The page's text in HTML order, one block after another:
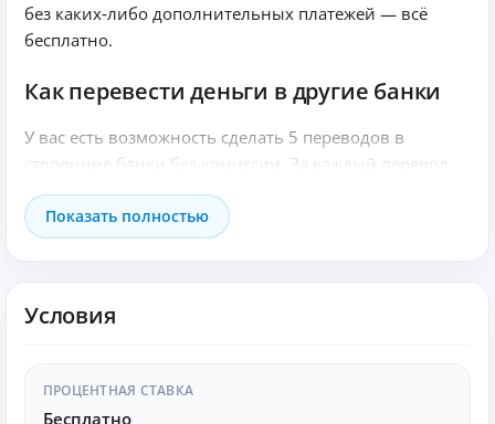
без каких‑либо дополнительных платежей — всё
бесплатно.
Как перевести деньги в другие банки
У вас есть возможность сделать 5 переводов в
сторонние банки без комиссии. За каждый перевод
после пятого придётся заплатить 49 рублей.
Снятие наличных с Бизнес‑карты
Вы можете снимать наличные с карты — лимит
составляет до 5 млн рублей.
Ведение бухгалтерии по этому тарифу
Показать полностью
Условия
ПРОЦЕНТНАЯ СТАВКА
Бесплатно